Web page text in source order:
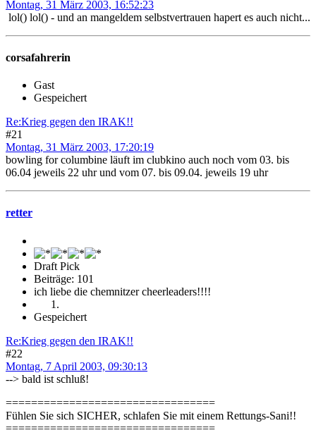
Montag, 31 März 2003, 16:52:23
lol() lol() - und an mangeldem selbstvertrauen hapert es auch nicht...
corsafahrerin
Gast
Gespeichert
Re:Krieg gegen den IRAK!!
#21
Montag, 31 März 2003, 17:20:19
bowling for columbine läuft im clubkino auch noch vom 03. bis
06.04 jeweils 22 uhr und vom 07. bis 09.04. jeweils 19 uhr
retter
Draft Pick
Beiträge: 101
ich liebe die chemnitzer cheerleaders!!!!
Gespeichert
Re:Krieg gegen den IRAK!!
#22
Montag, 7 April 2003, 09:30:13
--> bald ist schluß!
=================================
Fühlen Sie sich SICHER, schlafen Sie mit einem Rettungs-Sani!!
=================================